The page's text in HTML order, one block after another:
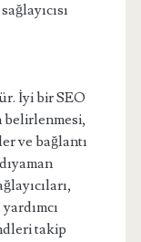
İyi bir SEO
ve bağlantı
takip